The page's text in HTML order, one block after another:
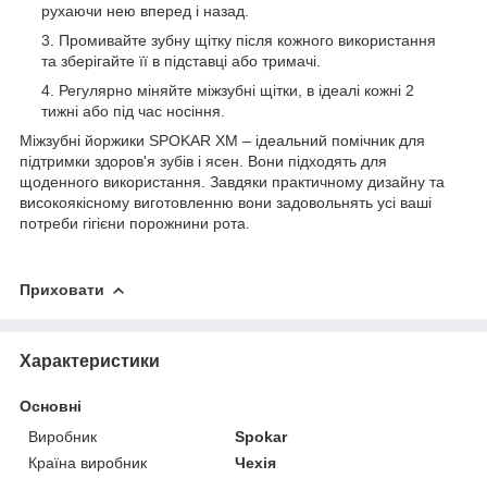
рухаючи нею вперед і назад.
Промивайте зубну щітку після кожного використання
та зберігайте її в підставці або тримачі.
Регулярно міняйте міжзубні щітки, в ідеалі кожні 2
тижні або під час носіння.
Міжзубні йоржики SPOKAR XM – ідеальний помічник для
підтримки здоров'я зубів і ясен. Вони підходять для
щоденного використання. Завдяки практичному дизайну та
високоякісному виготовленню вони задовольнять усі ваші
потреби гігієни порожнини рота.
Приховати
Характеристики
Основні
Виробник
Spokar
Країна виробник
Чехія